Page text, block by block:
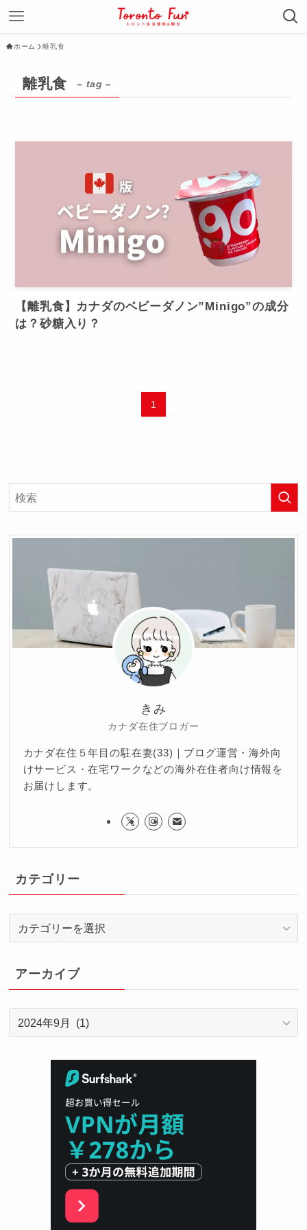
ホーム 離乳食
離乳食 – tag –
【離乳食】カナダのベビーダノン”Minigo”の成分
は？砂糖入り？
1
きみ
カナダ在住ブロガー
カナダ在住５年目の駐在妻(33)｜ブログ運営・海外向
けサービス・在宅ワークなどの海外在住者向け情報を
お届けします。
カテゴリー
リ
ー
アーカイブ
ア